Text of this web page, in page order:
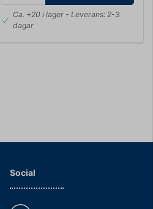
Ca. +20 i lager- Leverans: 2-3
dagar
Social